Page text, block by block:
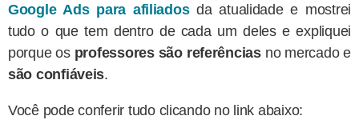
Google Ads para afiliadosda atualidade e mostrei
tudo o que tem dentro de cada um deles e expliquei
porque os professores são referênciasno mercado e
são confiáveis.
Você pode conferir tudo clicando no link abaixo: